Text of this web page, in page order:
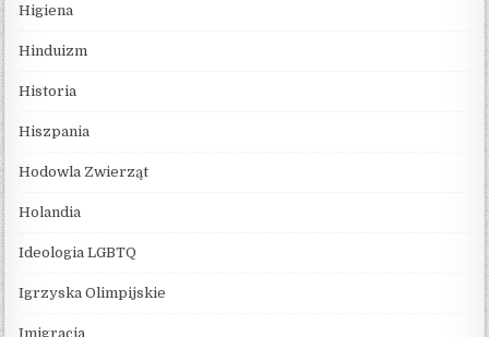
Higiena
Hinduizm
Historia
Hiszpania
Hodowla Zwierząt
Holandia
Ideologia LGBTQ
Igrzyska Olimpijskie
Imigracja